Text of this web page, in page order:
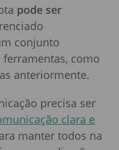
pode ser
conjunto
como
anteriormente.
precisa ser
clara e
manter todos na